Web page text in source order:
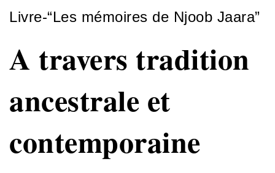
Livre-“Les mémoires de Njoob Jaara”
A travers tradition
ancestrale et
contemporaine